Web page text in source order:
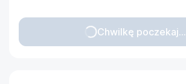
Chwilkę poczekaj...